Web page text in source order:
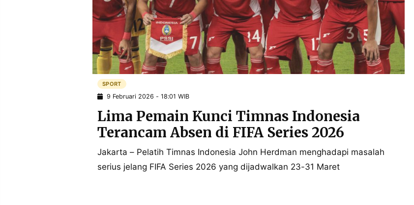
SPORT
9 Februari 2026 - 18:01 WIB
Lima Pemain Kunci Timnas Indonesia
Terancam Absen di FIFA Series 2026
Jakarta – Pelatih Timnas Indonesia John Herdman menghadapi masalah
serius jelang FIFA Series 2026 yang dijadwalkan 23-31 Maret